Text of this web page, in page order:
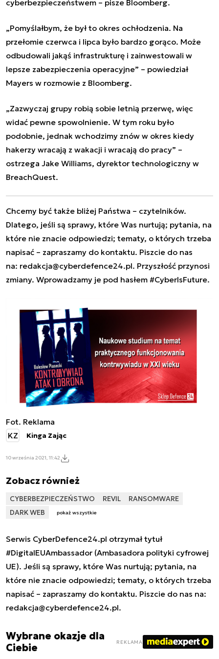
cyberbezpieczeństwem – pisze Bloomberg.
„Pomyślałbym, że był to okres ochłodzenia. Na
przełomie czerwca i lipca było bardzo gorąco. Może
odbudowali jakąś infrastrukturę i zainwestowali w
lepsze zabezpieczenia operacyjne” – powiedział
Mayers w rozmowie z Bloomberg.
„Zazwyczaj grupy robią sobie letnią przerwę, więc
widać pewne spowolnienie. W tym roku było
podobnie, jednak wchodzimy znów w okres kiedy
hakerzy wracają z wakacji i wracają do pracy” –
ostrzega Jake Williams, dyrektor technologiczny w
BreachQuest.
Chcemy być także bliżej Państwa – czytelników.
Dlatego, jeśli są sprawy, które Was nurtują; pytania, na
które nie znacie odpowiedzi; tematy, o których trzeba
napisać – zapraszamy do kontaktu. Piszcie do nas
na: redakcja@cyberdefence24.pl. Przyszłość przynosi
zmiany. Wprowadzamy je pod hasłem #CyberIsFuture.
Fot. Reklama
KZ
Kinga Zając
10 września 2021, 11:42
Zobacz również
CYBERBEZPIECZEŃSTWO REVIL
RANSOMWARE
DARK WEB
pokaż wszystkie
Serwis CyberDefence24.pl otrzymał tytuł
#DigitalEUAmbassador (Ambasadora polityki cyfrowej
UE). Jeśli są sprawy, które Was nurtują; pytania, na
które nie znacie odpowiedzi; tematy, o których trzeba
napisać – zapraszamy do kontaktu. Piszcie do nas na:
redakcja@cyberdefence24.pl.
Wybrane okazje dla
Ciebie
REKLAMA